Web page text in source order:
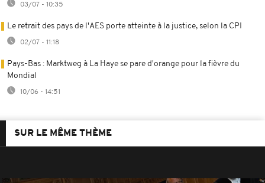
03/07 - 10:35
Le retrait des pays de l'AES porte atteinte à la justice, selon la CPI
02/07 - 11:18
Pays-Bas : Marktweg à La Haye se pare d'orange pour la fièvre du
Mondial
10/06 - 14:51
SUR LE MÊME THÈME